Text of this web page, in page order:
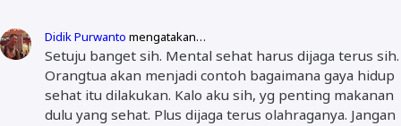
Didik Purwanto mengatakan…
Setuju banget sih. Mental sehat harus dijaga terus sih.
Orangtua akan menjadi contoh bagaimana gaya hidup
sehat itu dilakukan. Kalo aku sih, yg penting makanan
dulu yang sehat. Plus dijaga terus olahraganya. Jangan